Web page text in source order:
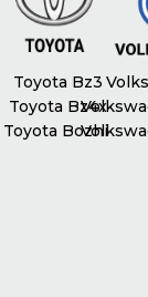
Toyota Bz3
Toyota Bz4x
Toyota Bozhi